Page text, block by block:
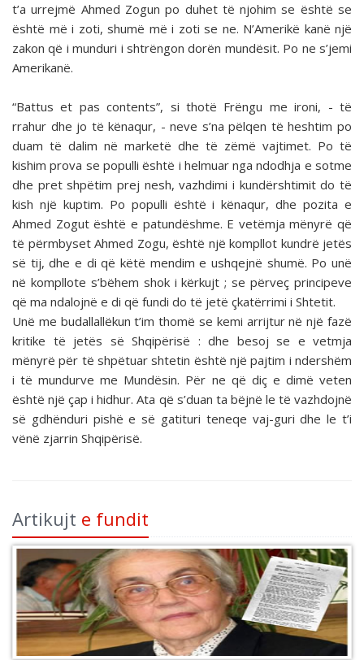
t’a urrejmë Ahmed Zogun po duhet të njohim se është se
është më i zoti, shumë më i zoti se ne. N’Amerikë kanë një
zakon që i munduri i shtrëngon dorën mundësit. Po ne s’jemi
Amerikanë.
“Battus et pas contents”, si thotë Frëngu me ironi, - të
rrahur dhe jo të kënaqur, - neve s’na pëlqen të heshtim po
duam të dalim në marketë dhe të zëmë vajtimet. Po të
kishim prova se populli është i helmuar nga ndodhja e sotme
dhe pret shpëtim prej nesh, vazhdimi i kundërshtimit do të
kish një kuptim. Po populli është i kënaqur, dhe pozita e
Ahmed Zogut është e patundëshme. E vetëmja mënyrë që
të përmbyset Ahmed Zogu, është një kompllot kundrë jetës
së tij, dhe e di që këtë mendim e ushqejnë shumë. Po unë
në kompllote s’bëhem shok i kërkujt ; se përveç principeve
që ma ndalojnë e di që fundi do të jetë çkatërrimi i Shtetit.
Unë me budallallëkun t’im thomë se kemi arrijtur në një fazë
kritike të jetës së Shqipërisë : dhe besoj se e vetmja
mënyrë për të shpëtuar shtetin është një pajtim i ndershëm
i të mundurve me Mundësin. Për ne që diç e dimë veten
është një çap i hidhur. Ata që s’duan ta bëjnë le të vazhdojnë
së gdhënduri pishë e së gatituri teneqe vaj-guri dhe le t’i
vënë zjarrin Shqipërisë.
Artikujt e fundit